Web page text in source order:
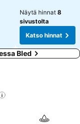
Näytä hinnat 8
sivustolta
Katso hinnat
Bled